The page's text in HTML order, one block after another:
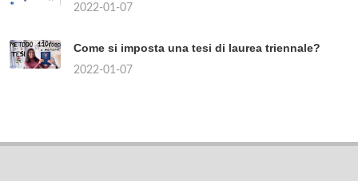
2022-01-07
Come si imposta una tesi di laurea triennale?
2022-01-07